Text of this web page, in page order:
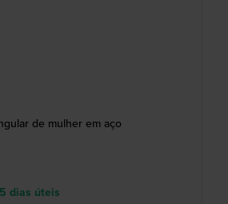
de mulher em aço
dias úteis